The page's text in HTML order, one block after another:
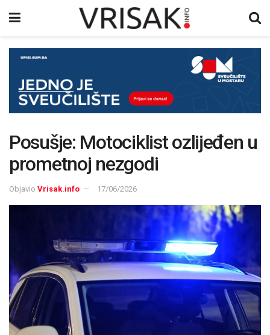
Posušje: Motociklist ozlijeđen u
prometnoj nezgodi
Objavio Vrisak.info 17/06/2026